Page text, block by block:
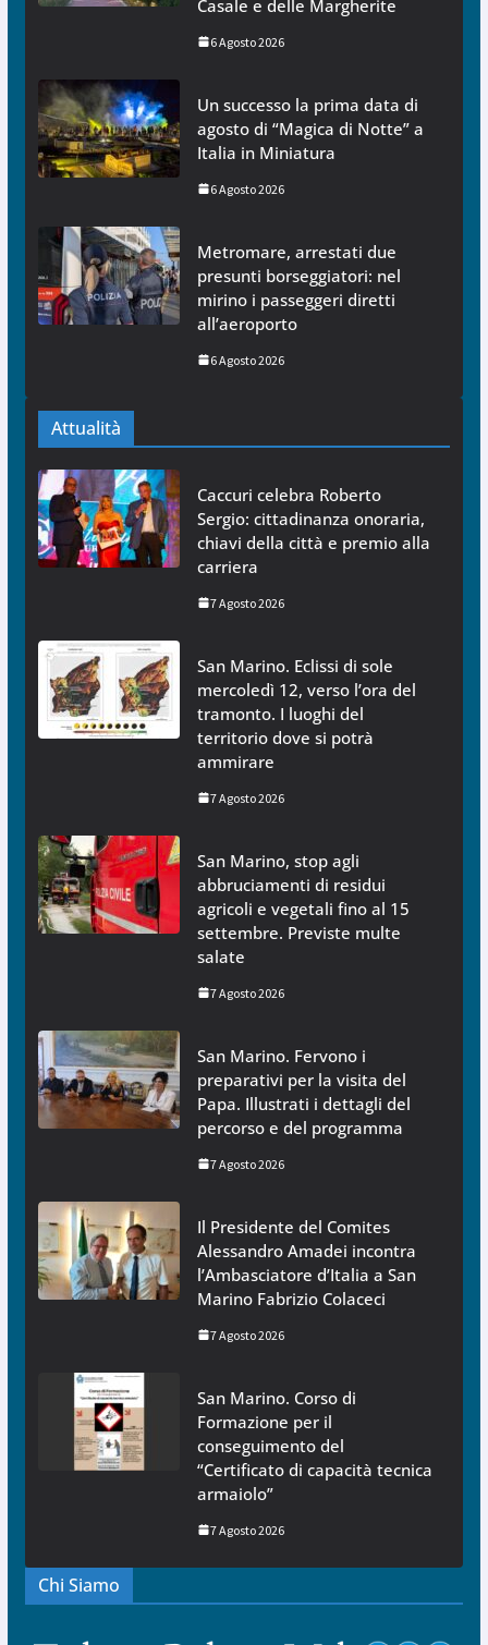
Casale e delle Margherite
6 Agosto 2026
Un successo la prima data di
agosto di “Magica di Notte” a
Italia in Miniatura
6 Agosto 2026
Metromare, arrestati due
presunti borseggiatori: nel
mirino i passeggeri diretti
all’aeroporto
6 Agosto 2026
Attualità
Caccuri celebra Roberto
Sergio: cittadinanza onoraria,
chiavi della città e premio alla
carriera
7 Agosto 2026
San Marino. Eclissi di sole
mercoledì 12, verso l’ora del
tramonto. I luoghi del
territorio dove si potrà
ammirare
7 Agosto 2026
San Marino, stop agli
abbruciamenti di residui
agricoli e vegetali fino al 15
settembre. Previste multe
salate
7 Agosto 2026
San Marino. Fervono i
preparativi per la visita del
Papa. Illustrati i dettagli del
percorso e del programma
7 Agosto 2026
Il Presidente del Comites
Alessandro Amadei incontra
l’Ambasciatore d’Italia a San
Marino Fabrizio Colaceci
7 Agosto 2026
San Marino. Corso di
Formazione per il
conseguimento del
“Certificato di capacità tecnica
armaiolo”
7 Agosto 2026
Chi Siamo